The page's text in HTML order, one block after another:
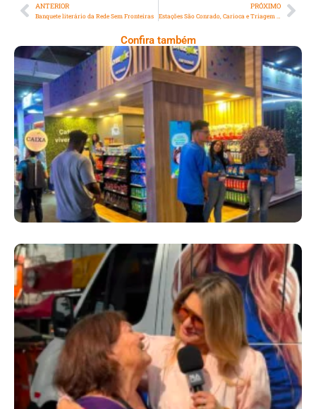
ANTERIOR
Banquete literário da Rede Sem Fronteiras
PRÓXIMO
Confira também
Cencosud Promove Inovação No Brasil
Com A Participação Do Prezunic No Rio
Innovation Week 2026
​Segurança Pública Lidera Queixas De
Moradores Do Rio Em Escuta Promovida Por
Antônia Fontenelle